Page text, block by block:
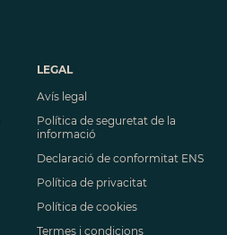
LEGAL
Avís legal
Política de seguretat de la
informació
Declaració de conformitat ENS
Política de privacitat
Política de cookies
Termes i condicions